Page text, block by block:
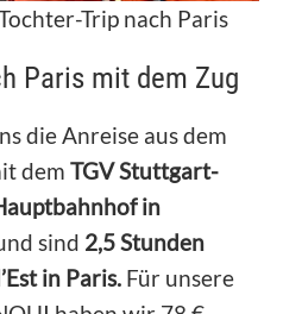
Trip nach Paris
Paris mit dem Zug
die Anreise aus dem
dem TGV Stuttgart-
in
sind 2,5 Stunden
in Paris. Für unsere